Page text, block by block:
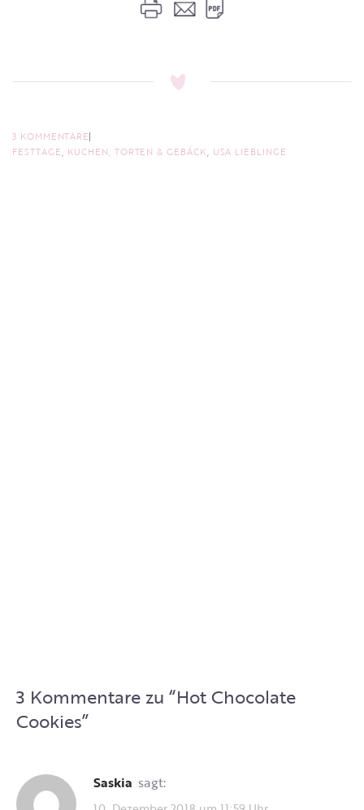
3 KOMMENTARE
FESTTAGE, KUCHEN, TORTEN & GEBÄCK, USA LIEBLINGE
3 Kommentare zu “Hot Chocolate
Cookies”
Saskia sagt: